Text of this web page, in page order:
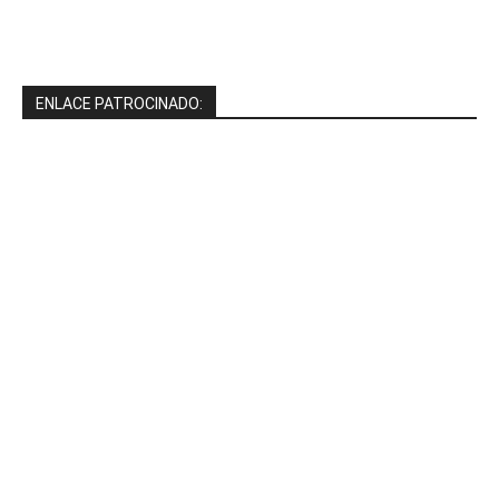
ENLACE PATROCINADO: